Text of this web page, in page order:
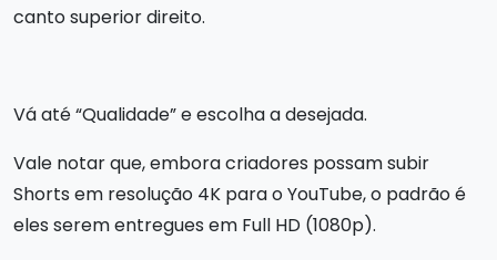
canto superior direito.
Vá até “Qualidade” e escolha a desejada.
Vale notar que, embora criadores possam subir
Shorts em resolução 4K para o YouTube, o padrão é
eles serem entregues em Full HD (1080p).